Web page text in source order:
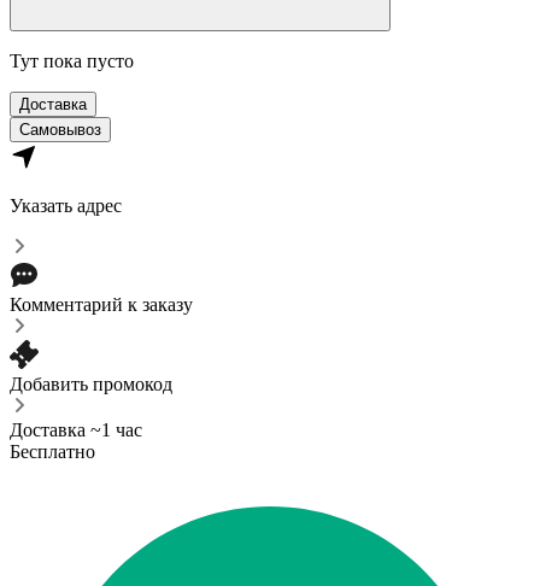
Тут пока пусто
Доставка
Самовывоз
Указать адрес
Комментарий к заказу
Добавить промокод
Доставка ~1 час
Бесплатно